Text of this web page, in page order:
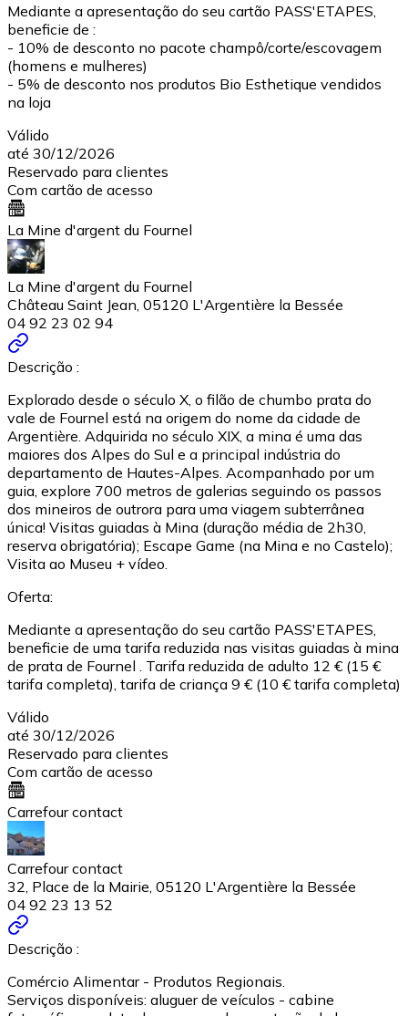
Mediante a apresentação do seu cartão PASS'ETAPES,
beneficie de :
- 10% de desconto no pacote champô/corte/escovagem
(homens e mulheres)
- 5% de desconto nos produtos Bio Esthetique vendidos
na loja
Válido
até 30/12/2026
Reservado para clientes
Com cartão de acesso
La Mine d'argent du Fournel
La Mine d'argent du Fournel
Château Saint Jean, 05120 L'Argentière la Bessée
04 92 23 02 94
Descrição :
Explorado desde o século X, o filão de chumbo prata do
vale de Fournel está na origem do nome da cidade de
Argentière. Adquirida no século XIX, a mina é uma das
maiores dos Alpes do Sul e a principal indústria do
departamento de Hautes-Alpes. Acompanhado por um
guia, explore 700 metros de galerias seguindo os passos
dos mineiros de outrora para uma viagem subterrânea
única! Visitas guiadas à Mina (duração média de 2h30,
reserva obrigatória); Escape Game (na Mina e no Castelo);
Visita ao Museu + vídeo.
Oferta:
Mediante a apresentação do seu cartão PASS'ETAPES,
beneficie de uma tarifa reduzida nas visitas guiadas à mina
de prata de Fournel . Tarifa reduzida de adulto 12 € (15 €
tarifa completa), tarifa de criança 9 € (10 € tarifa completa)
Válido
até 30/12/2026
Reservado para clientes
Com cartão de acesso
Carrefour contact
Carrefour contact
32, Place de la Mairie, 05120 L'Argentière la Bessée
04 92 23 13 52
Descrição :
Comércio Alimentar - Produtos Regionais.
Serviços disponíveis: aluguer de veículos - cabine